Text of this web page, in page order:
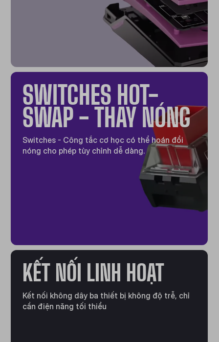
KẾT NỐI LINH HOẠT
Kết nối không dây ba thiết bị không độ trễ, chỉ
cần điện năng tối thiểu
SWITCHES HOT-
SWAP - THAY NÓNG
Switches - Công tắc cơ học có thể hoán đổi
nóng cho phép tùy chỉnh dễ dàng.